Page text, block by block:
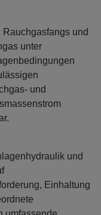
und
unter
und
und
Einhaltung